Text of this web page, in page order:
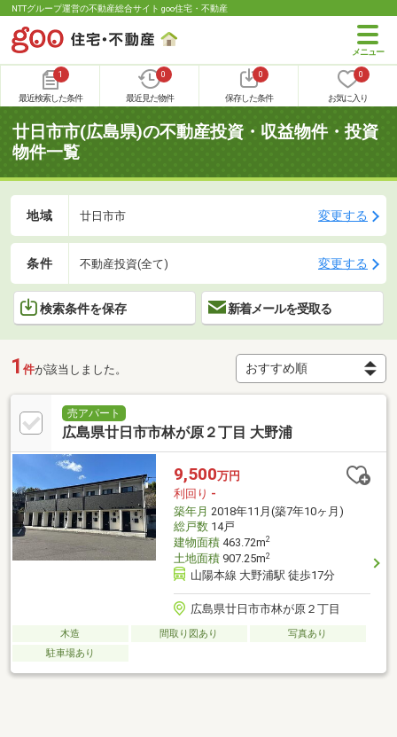
NTTグループ運営の不動産総合サイト goo住宅・不動産
1
最近検索した条件
0
最近見た物件
0
保存した条件
0
お気に入り
廿日市市(広島県)の不動産投資・収益物件・投資
物件一覧
地域 廿日市市 変更する
条件 不動産投資(全て) 変更する
検索条件を保存 新着メールを受取る
1 件が該当しました。
売アパート
広島県廿日市市林が原２丁目 大野浦
9,500万円
利回り -
築年月 2018年11月(築7年10ヶ月)
総戸数14戸
建物面積463.72m2
土地面積907.25m2
山陽本線 大野浦駅 徒歩17分
広島県廿日市市林が原２丁目
木造 間取り図あり
写真あり
駐車場あり